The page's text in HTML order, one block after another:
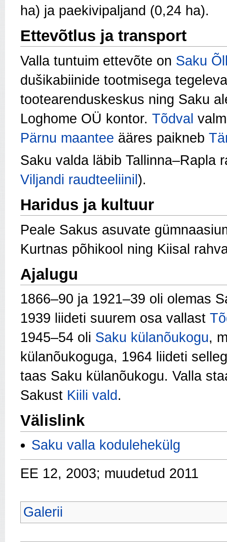
ha) ja paekivipaljand (0,24 ha).
Ettevõtlus ja transport
Valla tuntuim ettevõte on Saku
dušikabiinide tootmisega
tootearenduskeskus ning Saku
Loghome OÜ kontor. Tõdval
Pärnu maantee ääres paikneb
Saku valda läbib Tallinna–Rapla
Viljandi raudteeliinil ).
Haridus ja kultuur
Peale Sakus asuvate
Kurtnas põhikool ning Kiisal
Ajalugu
1866–90 ja 1921–39 oli olemas
1939 liideti suurem osa vallast
1945–54 oli Saku külanõukogu,
külanõukoguga, 1964 liideti
taas Saku külanõukogu. Valla
Sakust Kiili vald .
Välislink
Saku valla kodulehekülg
EE 12, 2003; muudetud 2011
Galerii